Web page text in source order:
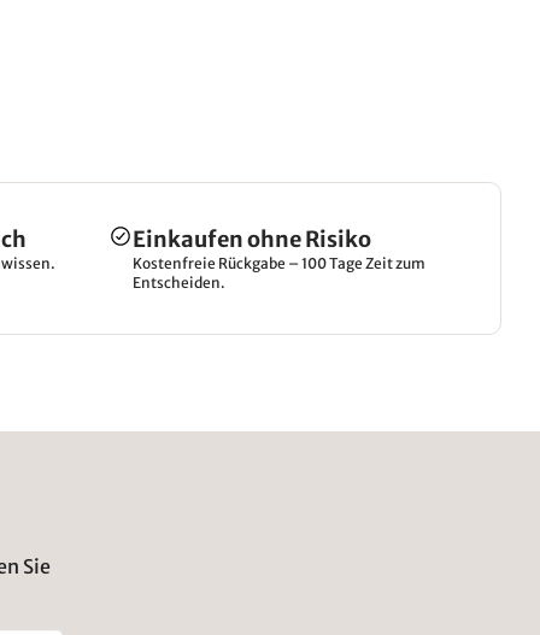
Einkaufen ohne Risiko
Kostenfreie Rückgabe – 100 Tage Zeit zum
Entscheiden.
Sie